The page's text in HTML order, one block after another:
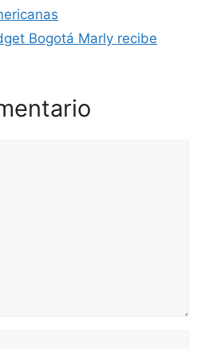
Bogotá Marly recibe